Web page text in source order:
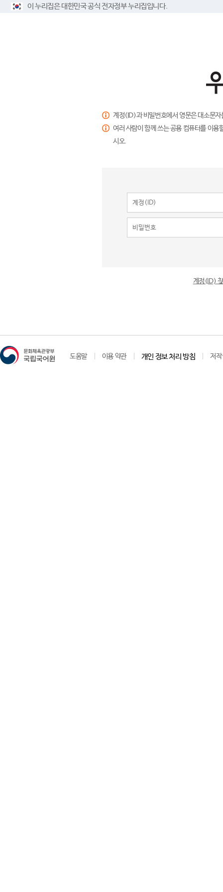
이 누리집은 대한민국 공식 전자정부 누리집입니다.
계정(ID)과 비밀번호에서 영문은 대소문
여러 사람이 함께 쓰는 공용 컴퓨터를 이
시오.
계정(ID)
도움말 이용 약관 개인 정보 처리 방침 저